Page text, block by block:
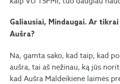
Galiausiai, Mindaugai. Ar
Aušra?
Na, gamta sako, kad taip, kad
aušra, tai aš nežinau, ką jūs
kad Aušra Maldeikienė laimės